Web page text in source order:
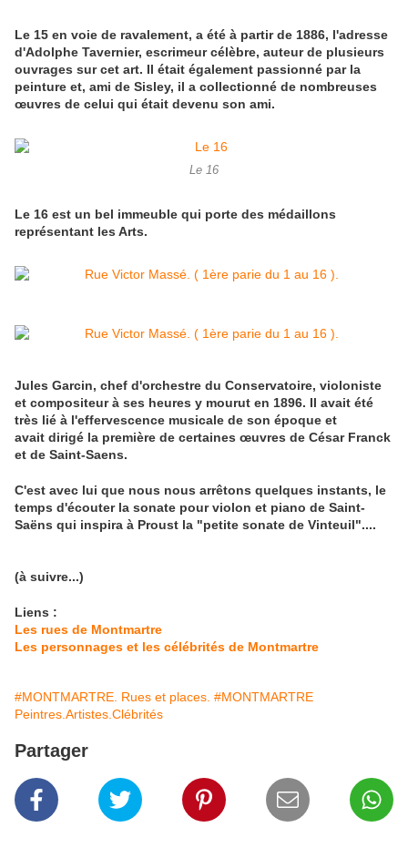
Le 15 en voie de ravalement, a été à partir de 1886, l'adresse
d'Adolphe Tavernier, escrimeur célèbre, auteur de plusieurs
ouvrages sur cet art. Il était également passionné par la
peinture et, ami de Sisley, il a collectionné de nombreuses
œuvres de celui qui était devenu son ami.
Le 16
Le 16 est un bel immeuble qui porte des médaillons
représentant les Arts.
Jules Garcin, chef d'orchestre du Conservatoire, violoniste
et compositeur à ses heures y mourut en 1896. Il avait été
très lié à l'effervescence musicale de son époque et
avait dirigé la première de certaines œuvres de César Franck
et de Saint-Saens.
C'est avec lui que nous nous arrêtons quelques instants, le
temps d'écouter la sonate pour violon et piano de Saint-
Saëns qui inspira à Proust la "petite sonate de Vinteuil"....
(à suivre...)
Liens :
Les rues de Montmartre
Les personnages et les célébrités de Montmartre
#MONTMARTRE. Rues et places. #MONTMARTRE
Peintres.Artistes.Clébrités
Partager